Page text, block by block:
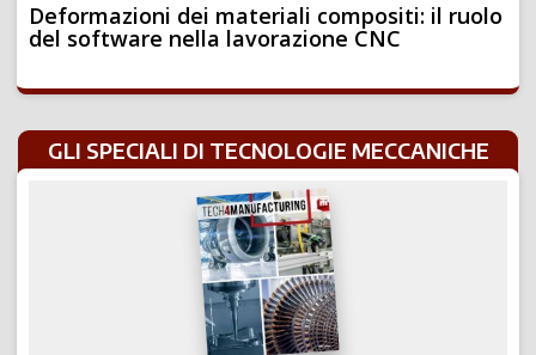
Deformazioni dei materiali compositi: il ruolo
del software nella lavorazione CNC
GLI SPECIALI DI TECNOLOGIE MECCANICHE